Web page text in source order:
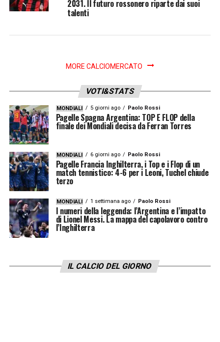
2031. Il futuro rossonero riparte dai suoi
talenti
MORE CALCIOMERCATO
VOTI&STATS
MONDIALI 5 giorni ago Paolo Rossi
Pagelle Spagna Argentina: TOP E FLOP della
finale dei Mondiali decisa da Ferran Torres
MONDIALI 6 giorni ago Paolo Rossi
Pagelle Francia Inghilterra, i Top e i Flop di un
match tennistico: 4-6 per i Leoni, Tuchel chiude
terzo
MONDIALI 1 settimana ago Paolo Rossi
I numeri della leggenda: l’Argentina e l’impatto
di Lionel Messi. La mappa del capolavoro contro
l’Inghilterra
IL CALCIO DEL GIORNO